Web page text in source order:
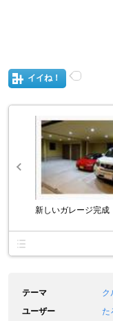
イイね！
新しいガレージ完成
テーマ
ク
ユーザー
た